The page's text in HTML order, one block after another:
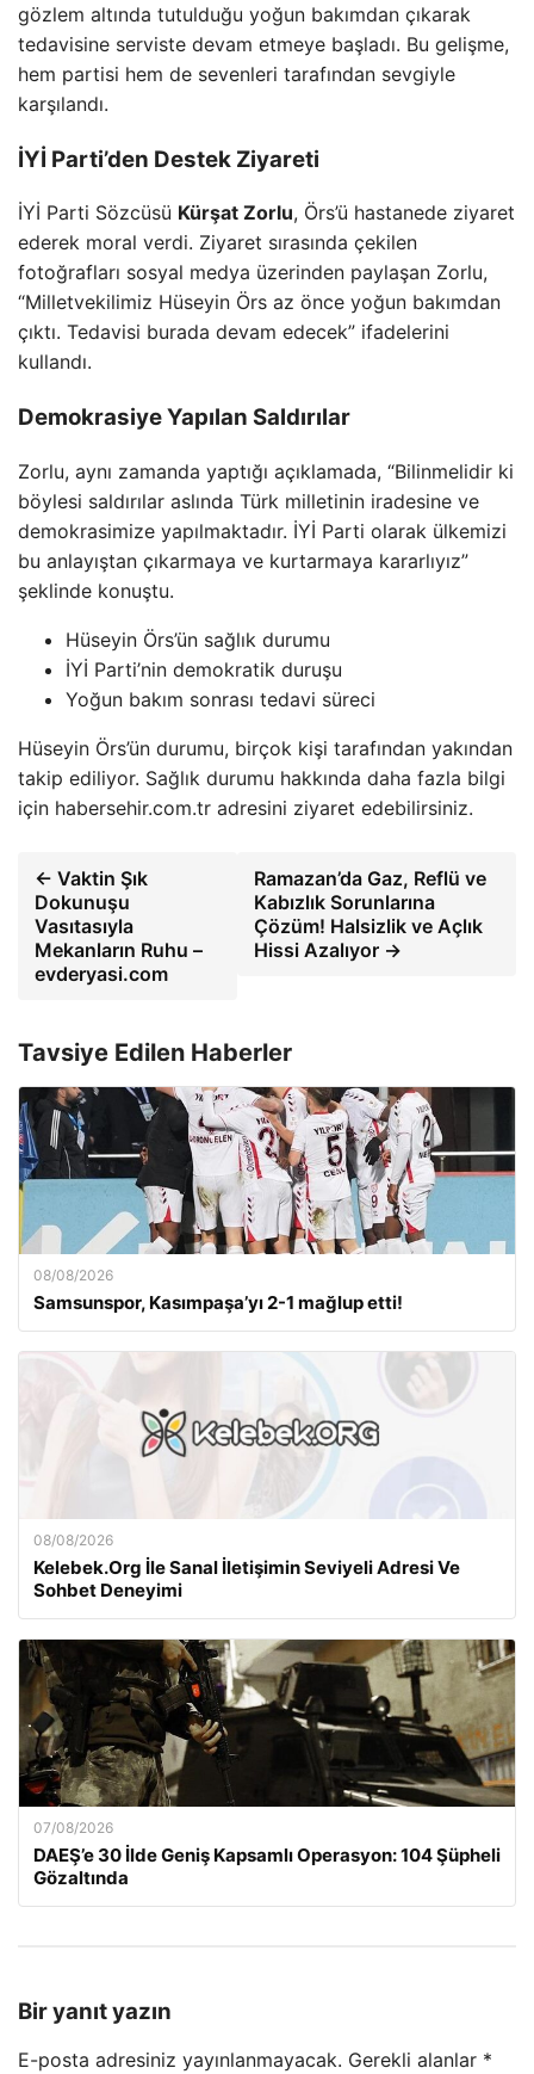
gözlem altında tutulduğu yoğun bakımdan çıkarak
tedavisine serviste devam etmeye başladı. Bu gelişme,
hem partisi hem de sevenleri tarafından sevgiyle
karşılandı.
İYİ Parti’den Destek Ziyareti
İYİ Parti Sözcüsü Kürşat Zorlu, Örs’ü hastanede ziyaret
ederek moral verdi. Ziyaret sırasında çekilen
fotoğrafları sosyal medya üzerinden paylaşan Zorlu,
“Milletvekilimiz Hüseyin Örs az önce yoğun bakımdan
çıktı. Tedavisi burada devam edecek” ifadelerini
kullandı.
Demokrasiye Yapılan Saldırılar
Zorlu, aynı zamanda yaptığı açıklamada, “Bilinmelidir ki
böylesi saldırılar aslında Türk milletinin iradesine ve
demokrasimize yapılmaktadır. İYİ Parti olarak ülkemizi
bu anlayıştan çıkarmaya ve kurtarmaya kararlıyız”
şeklinde konuştu.
Hüseyin Örs’ün sağlık durumu
İYİ Parti’nin demokratik duruşu
Yoğun bakım sonrası tedavi süreci
Hüseyin Örs’ün durumu, birçok kişi tarafından yakından
takip ediliyor. Sağlık durumu hakkında daha fazla bilgi
için habersehir.com.tr adresini ziyaret edebilirsiniz.
← Vaktin Şık
Dokunuşu
Vasıtasıyla
Mekanların Ruhu –
evderyasi.com
Ramazan’da Gaz, Reflü ve
Kabızlık Sorunlarına
Çözüm! Halsizlik ve Açlık
Hissi Azalıyor →
Tavsiye Edilen Haberler
08/08/2026
Samsunspor, Kasımpaşa’yı 2-1 mağlup etti!
08/08/2026
Kelebek.Org İle Sanal İletişimin Seviyeli Adresi Ve
Sohbet Deneyimi
07/08/2026
DAEŞ’e 30 İlde Geniş Kapsamlı Operasyon: 104 Şüpheli
Gözaltında
Bir yanıt yazın
E-posta adresiniz yayınlanmayacak. Gerekli alanlar *